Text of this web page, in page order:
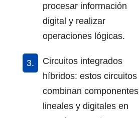
procesar información
digital y realizar
operaciones lógicas.
Circuitos integrados
híbridos: estos circuitos
combinan componentes
lineales y digitales en